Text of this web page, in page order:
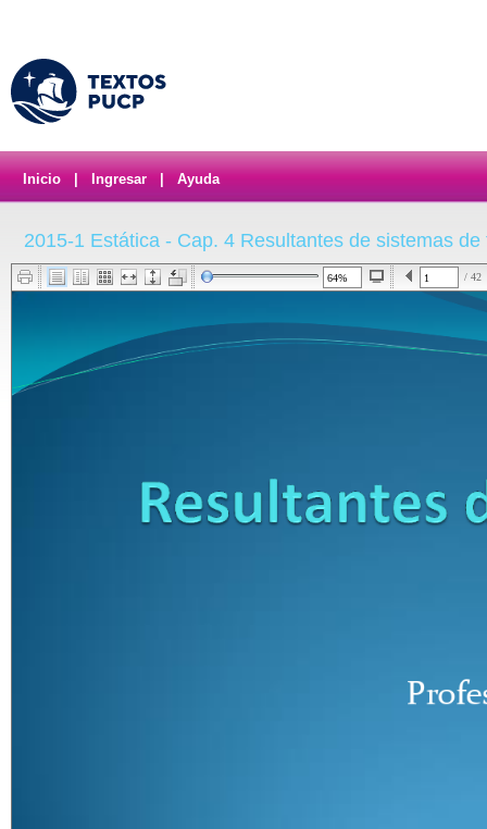
Inicio Ingresar Ayuda
2015-1 Estática - Cap. 4 Resultantes de sistemas
/ 42